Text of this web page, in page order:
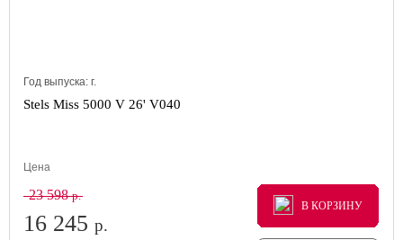
Год выпуска: г.
Stels Miss 5000 V 26' V040
Цена
23 598р.
16 245 р.
В КОРЗИНУ
В КОРЗИНУ
В КОРЗИНУ